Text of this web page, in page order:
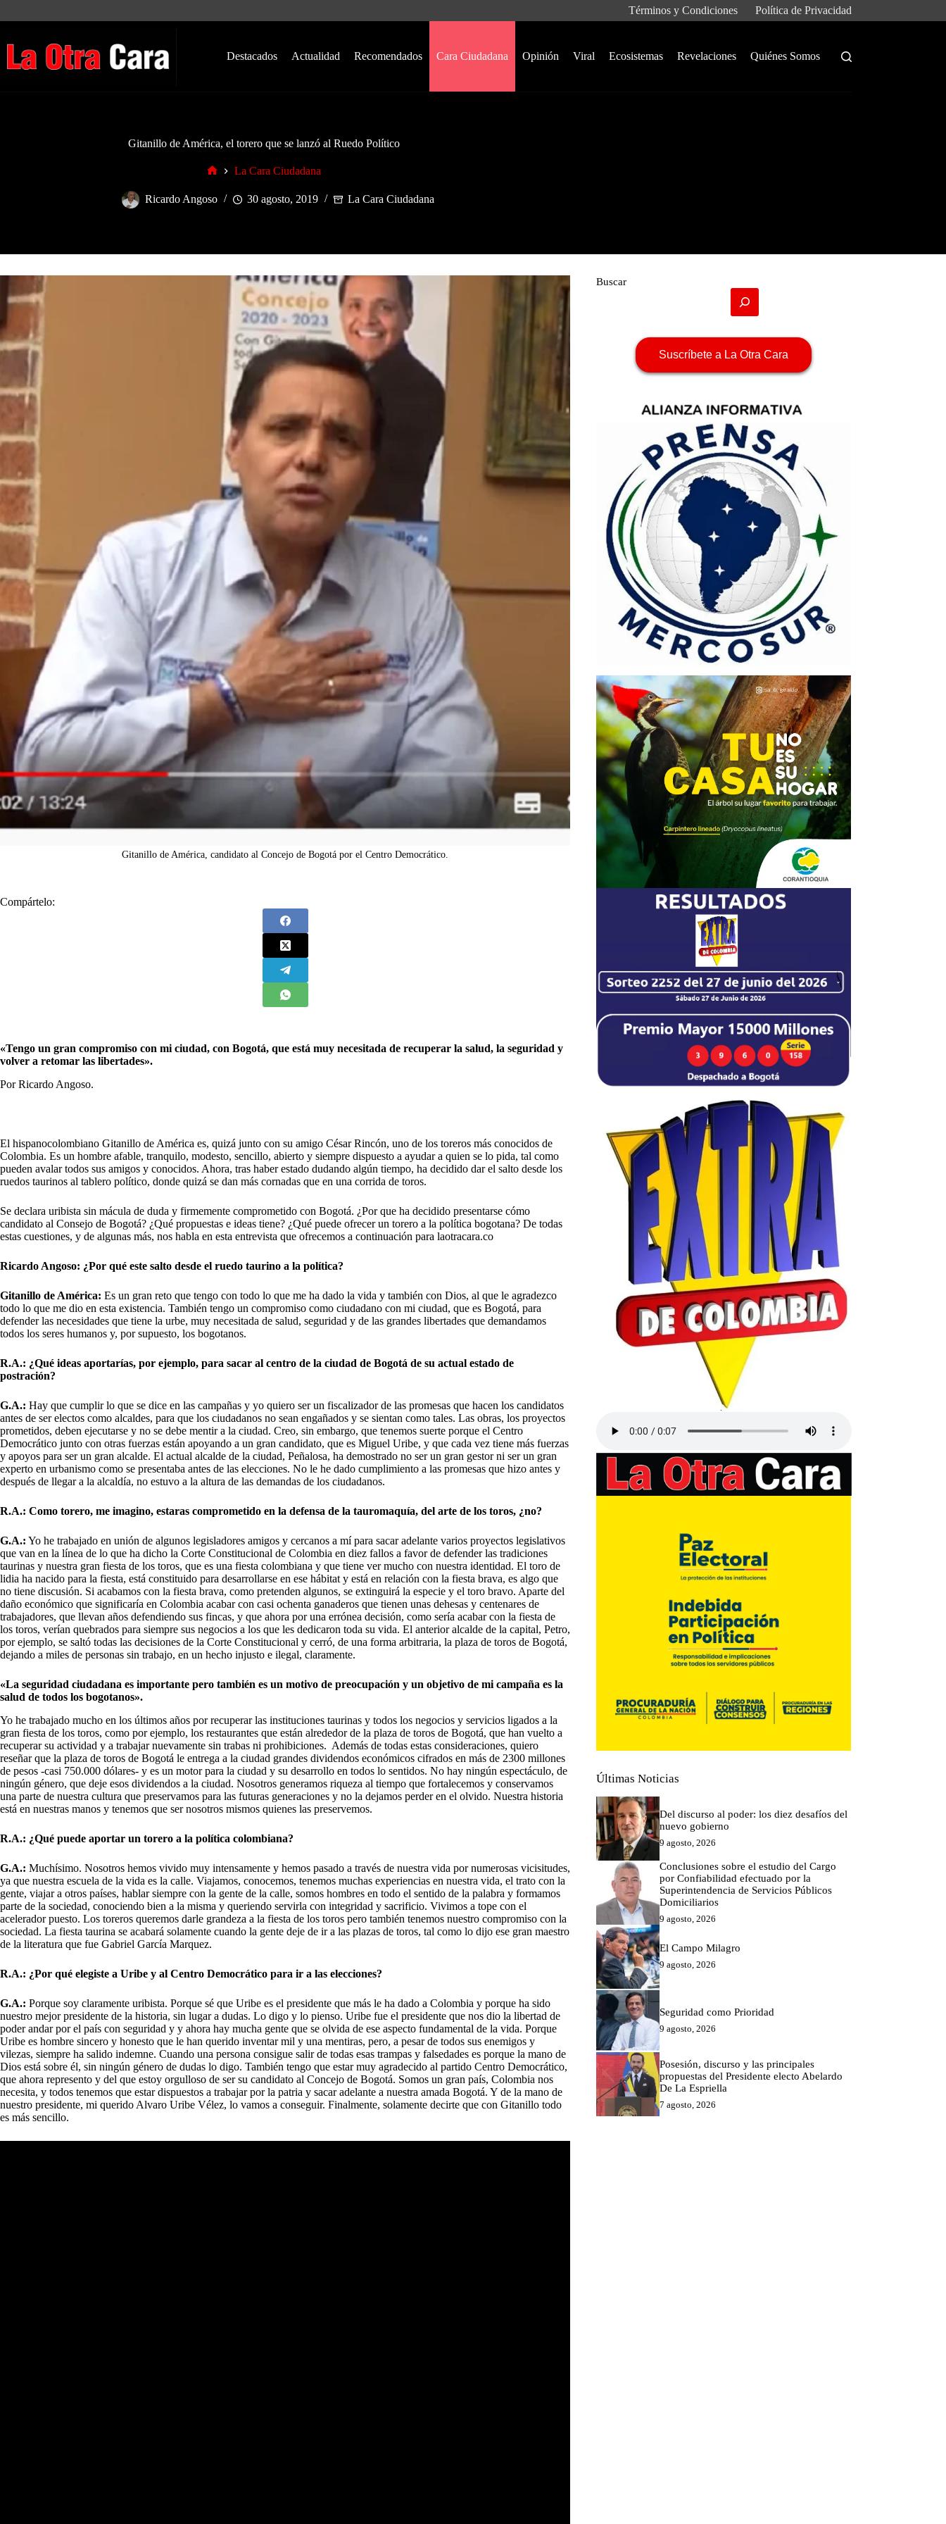
Términos y Condiciones Política de Privacidad
Destacados Actualidad Recomendados Cara Ciudadana Opinión Viral Ecosistemas Revelaciones Quiénes Somos
Gitanillo de América, el torero que se lanzó al Ruedo Político
La Cara Ciudadana
Ricardo Angoso 30 agosto, 2019 La Cara Ciudadana
Gitanillo de América, candidato al Concejo de Bogotá por el Centro Democrático.
Compártelo:
«Tengo un gran compromiso con mi ciudad, con Bogotá, que está muy necesitada de recuperar la salud, la seguridad y
volver a retomar las libertades».
Por Ricardo Angoso.
El hispanocolombiano Gitanillo de América es, quizá junto con su amigo César Rincón, uno de los toreros más conocidos de
Colombia. Es un hombre afable, tranquilo, modesto, sencillo, abierto y siempre dispuesto a ayudar a quien se lo pida, tal como
pueden avalar todos sus amigos y conocidos. Ahora, tras haber estado dudando algún tiempo, ha decidido dar el salto desde los
ruedos taurinos al tablero político, donde quizá se dan más cornadas que en una corrida de toros.
Se declara uribista sin mácula de duda y firmemente comprometido con Bogotá. ¿Por que ha decidido presentarse cómo
candidato al Consejo de Bogotá? ¿Qué propuestas e ideas tiene? ¿Qué puede ofrecer un torero a la política bogotana? De todas
estas cuestiones, y de algunas más, nos habla en esta entrevista que ofrecemos a continuación para laotracara.co
Ricardo Angoso: ¿Por qué este salto desde el ruedo taurino a la política?
Gitanillo de América: Es un gran reto que tengo con todo lo que me ha dado la vida y también con Dios, al que le agradezco
todo lo que me dio en esta existencia. También tengo un compromiso como ciudadano con mi ciudad, que es Bogotá, para
defender las necesidades que tiene la urbe, muy necesitada de salud, seguridad y de las grandes libertades que demandamos
todos los seres humanos y, por supuesto, los bogotanos.
R.A.: ¿Qué ideas aportarías, por ejemplo, para sacar al centro de la ciudad de Bogotá de su actual estado de
postración?
G.A.: Hay que cumplir lo que se dice en las campañas y yo quiero ser un fiscalizador de las promesas que hacen los candidatos
antes de ser electos como alcaldes, para que los ciudadanos no sean engañados y se sientan como tales. Las obras, los proyectos
prometidos, deben ejecutarse y no se debe mentir a la ciudad. Creo, sin embargo, que tenemos suerte porque el Centro
Democrático junto con otras fuerzas están apoyando a un gran candidato, que es Miguel Uribe, y que cada vez tiene más fuerzas
y apoyos para ser un gran alcalde. El actual alcalde de la ciudad, Peñalosa, ha demostrado no ser un gran gestor ni ser un gran
experto en urbanismo como se presentaba antes de las elecciones. No le he dado cumplimiento a las promesas que hizo antes y
después de llegar a la alcaldía, no estuvo a la altura de las demandas de los ciudadanos.
R.A.: Como torero, me imagino, estaras comprometido en la defensa de la tauromaquía, del arte de los toros, ¿no?
G.A.: Yo he trabajado en unión de algunos legisladores amigos y cercanos a mí para sacar adelante varios proyectos legislativos
que van en la línea de lo que ha dicho la Corte Constitucional de Colombia en diez fallos a favor de defender las tradiciones
taurinas y nuestra gran fiesta de los toros, que es una fiesta colombiana y que tiene ver mucho con nuestra identidad. El toro de
lidia ha nacido para la fiesta, está constituido para desarrollarse en ese hábitat y está en relación con la fiesta brava, es algo que
no tiene discusión. Si acabamos con la fiesta brava, como pretenden algunos, se extinguirá la especie y el toro bravo. Aparte del
daño económico que significaría en Colombia acabar con casi ochenta ganaderos que tienen unas dehesas y centenares de
trabajadores, que llevan años defendiendo sus fincas, y que ahora por una errónea decisión, como sería acabar con la fiesta de
los toros, verían quebrados para siempre sus negocios a los que les dedicaron toda su vida. El anterior alcalde de la capital, Petro,
por ejemplo, se saltó todas las decisiones de la Corte Constitucional y cerró, de una forma arbitraria, la plaza de toros de Bogotá,
dejando a miles de personas sin trabajo, en un hecho injusto e ilegal, claramente.
«La seguridad ciudadana es importante pero también es un motivo de preocupación y un objetivo de mi campaña es la
salud de todos los bogotanos».
Yo he trabajado mucho en los últimos años por recuperar las instituciones taurinas y todos los negocios y servicios ligados a la
gran fiesta de los toros, como por ejemplo, los restaurantes que están alrededor de la plaza de toros de Bogotá, que han vuelto a
recuperar su actividad y a trabajar nuevamente sin trabas ni prohibiciones. Además de todas estas consideraciones, quiero
reseñar que la plaza de toros de Bogotá le entrega a la ciudad grandes dividendos económicos cifrados en más de 2300 millones
de pesos -casi 750.000 dólares- y es un motor para la ciudad y su desarrollo en todos lo sentidos. No hay ningún espectáculo, de
ningún género, que deje esos dividendos a la ciudad. Nosotros generamos riqueza al tiempo que fortalecemos y conservamos
una parte de nuestra cultura que preservamos para las futuras generaciones y no la dejamos perder en el olvido. Nuestra historia
está en nuestras manos y tenemos que ser nosotros mismos quienes las preservemos.
R.A.: ¿Qué puede aportar un torero a la política colombiana?
G.A.: Muchísimo. Nosotros hemos vivido muy intensamente y hemos pasado a través de nuestra vida por numerosas vicisitudes,
ya que nuestra escuela de la vida es la calle. Viajamos, conocemos, tenemos muchas experiencias en nuestra vida, el trato con la
gente, viajar a otros países, hablar siempre con la gente de la calle, somos hombres en todo el sentido de la palabra y formamos
parte de la sociedad, conociendo bien a la misma y queriendo servirla con integridad y sacrificio. Vivimos a tope con el
acelerador puesto. Los toreros queremos darle grandeza a la fiesta de los toros pero también tenemos nuestro compromiso con la
sociedad. La fiesta taurina se acabará solamente cuando la gente deje de ir a las plazas de toros, tal como lo dijo ese gran maestro
de la literatura que fue Gabriel García Marquez.
R.A.: ¿Por qué elegiste a Uribe y al Centro Democrático para ir a las elecciones?
G.A.: Porque soy claramente uribista. Porque sé que Uribe es el presidente que más le ha dado a Colombia y porque ha sido
nuestro mejor presidente de la historia, sin lugar a dudas. Lo digo y lo pienso. Uribe fue el presidente que nos dio la libertad de
poder andar por el país con seguridad y y ahora hay mucha gente que se olvida de ese aspecto fundamental de la vida. Porque
Uribe es hombre sincero y honesto que le han querido inventar mil y una mentiras, pero, a pesar de todos sus enemigos y
vilezas, siempre ha salido indemne. Cuando una persona consigue salir de todas esas trampas y falsedades es porque la mano de
Dios está sobre él, sin ningún género de dudas lo digo. También tengo que estar muy agradecido al partido Centro Democrático,
que ahora represento y del que estoy orgulloso de ser su candidato al Concejo de Bogotá. Somos un gran país, Colombia nos
necesita, y todos tenemos que estar dispuestos a trabajar por la patria y sacar adelante a nuestra amada Bogotá. Y de la mano de
nuestro presidente, mi querido Alvaro Uribe Vélez, lo vamos a conseguir. Finalmente, solamente decirte que con Gitanillo todo
es más sencillo.
Buscar
Suscríbete a La Otra Cara
Últimas Noticias
Del discurso al poder: los diez desafíos del
nuevo gobierno
9 agosto, 2026
Conclusiones sobre el estudio del Cargo
por Confiabilidad efectuado por la
Superintendencia de Servicios Públicos
Domiciliarios
9 agosto, 2026
El Campo Milagro
9 agosto, 2026
Seguridad como Prioridad
9 agosto, 2026
Posesión, discurso y las principales
propuestas del Presidente electo Abelardo
De La Espriella
7 agosto, 2026